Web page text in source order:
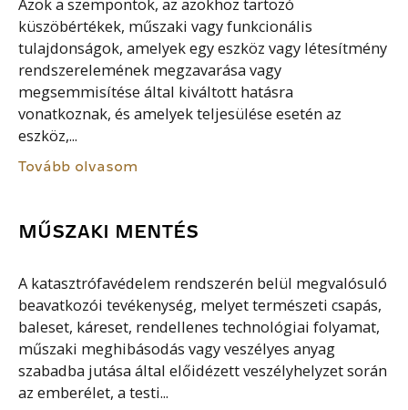
Azok a szempontok, az azokhoz tartozó
küszöbértékek, műszaki vagy funkcionális
tulajdonságok, amelyek egy eszköz vagy létesítmény
rendszerelemének megzavarása vagy
megsemmisítése által kiváltott hatásra
vonatkoznak, és amelyek teljesülése esetén az
eszköz,...
Tovább olvasom
MŰSZAKI MENTÉS
A katasztrófavédelem rendszerén belül megvalósuló
beavatkozói tevékenység, melyet természeti csapás,
baleset, káreset, rendellenes technológiai folyamat,
műszaki meghibásodás vagy veszélyes anyag
szabadba jutása által előidézett veszélyhelyzet során
az emberélet, a testi...